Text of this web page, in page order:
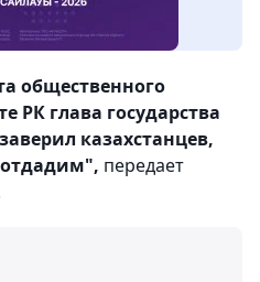
общественного
РК глава государства
казахстанцев,
передает